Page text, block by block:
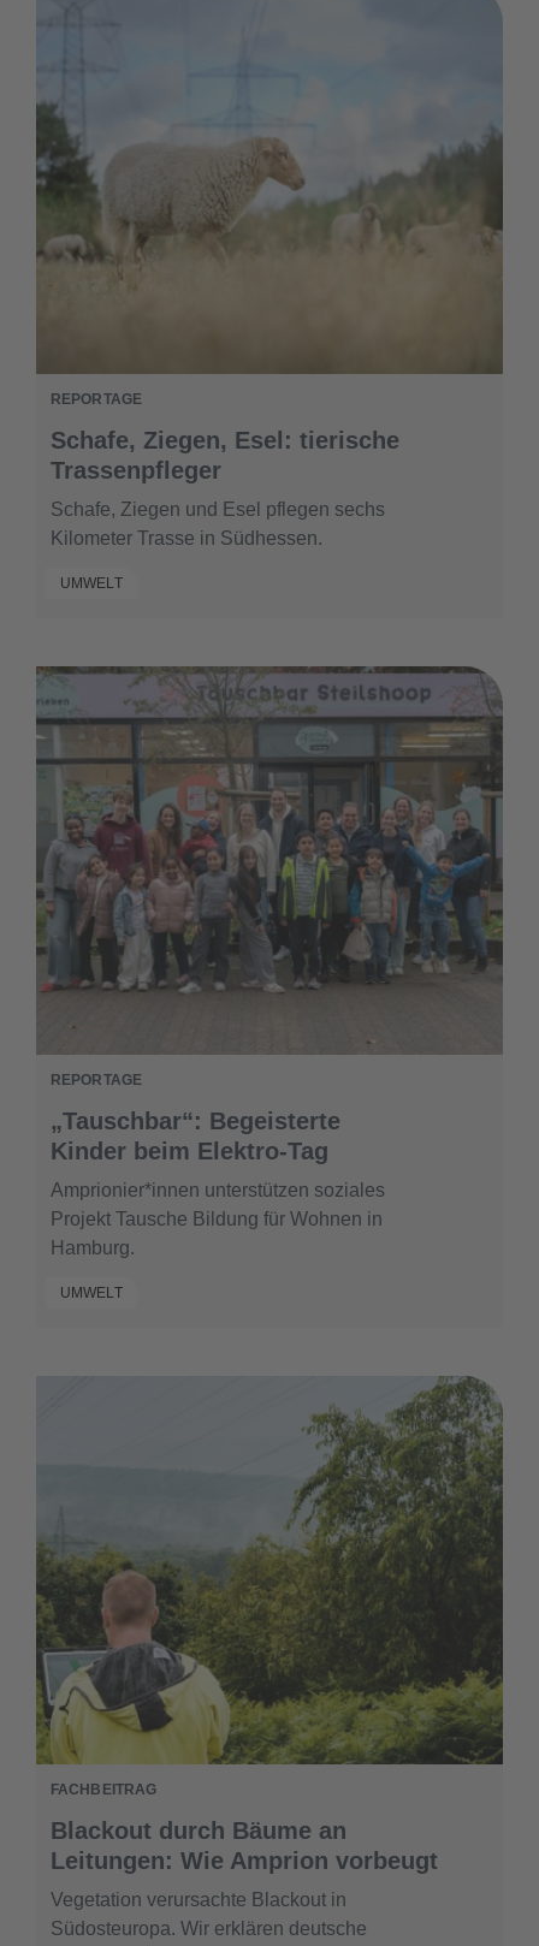
REPORTAGE
Schafe, Ziegen, Esel: tierische
Trassenpfleger
Schafe, Ziegen und Esel pflegen sechs
Kilometer Trasse in Südhessen.
UMWELT
REPORTAGE
„Tauschbar“: Begeisterte
Kinder beim Elektro-Tag
Amprionier*innen unterstützen soziales
Projekt Tausche Bildung für Wohnen in
Hamburg.
UMWELT
FACHBEITRAG
Blackout durch Bäume an
Leitungen: Wie Amprion vorbeugt
Vegetation verursachte Blackout in
Südosteuropa. Wir erklären deutsche